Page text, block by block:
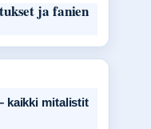
ja fanien
kaikki mitalistit